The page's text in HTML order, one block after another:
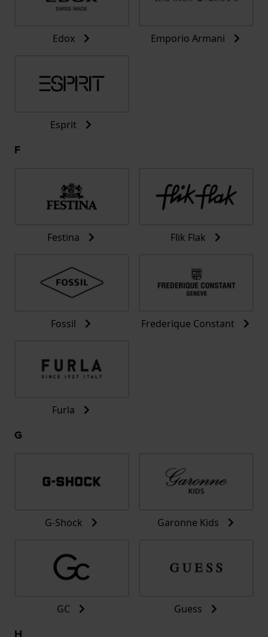
Edox Emporio Armani
Esprit
F
Festina Flik Flak
Fossil Frederique Constant
Furla
G
G-Shock Garonne Kids
GC Guess
H